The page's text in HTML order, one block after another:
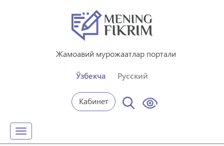
Жамоавий мурожаатлар портали
Ўзбекча Русский
Кабинет
Toggle
navigation